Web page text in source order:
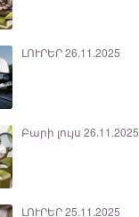
ԼՈՒՐԵՐ 26.11.2025
Բարի լույս 26.11.2025
ԼՈՒՐԵՐ 25.11.2025